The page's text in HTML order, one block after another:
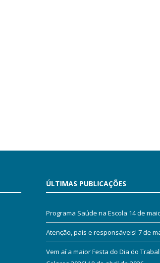
ÚLTIMAS PUBLICAÇÕES
Programa Saúde na Escola 14 de
Atenção, pais e responsáveis! 7 de
Vem aí a maior Festa do Dia do